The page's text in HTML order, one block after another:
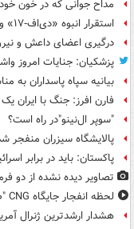
مداح جوانی که در خون
استقرار انبوه «دی‌اف‑۱۷» و پایان عصر پدافند آمریکا +عکس
درگیری اعضای داعش و
پزشکیان: جنایات امروز
بیانیه سپاه پاسداران به
فارن افرز: جنگ با ایران
"سوپر ال‌نینو"در راه است؟
پالایشگاه سیزران منفجر
پاکستان: باید در برابر
تصاویر دیده‌ نشده از دو
لحظه انفجار جایگاه CNG "صحنه" در دوربین مداربسته
هشدار ارشدترین ژنرال